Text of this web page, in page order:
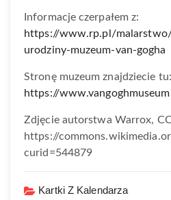
Informacje czerpałem z:
https://www.rp.pl/
urodziny-muzeum-van-gogha
Stronę muzeum znajdziecie tu:
https://
Zdjęcie autorstwa Warrox,
https://
curid=544879
Kartki Z Kalendarza